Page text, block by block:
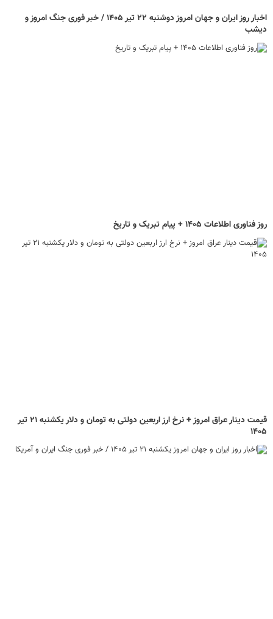
اخبار روز ایران و جهان امروز دوشنبه ۲۲ تیر ۱۴۰۵ / خبر فوری جنگ امروز و
دیشب
روز فناوری اطلاعات ۱۴۰۵ + پیام تبریک و تاریخ
قیمت دینار عراق امروز + نرخ ارز اربعین دولتی به تومان و دلار یکشنبه ۲۱ تیر
۱۴۰۵